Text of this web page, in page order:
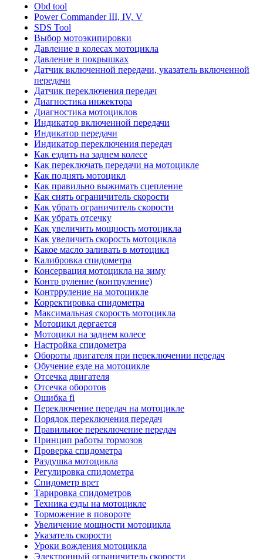
Obd tool
Power Commander III, IV, V
SDS Tool
Выбор мотоэкипировки
Давление в колесах мотоцикла
Давление в покрышках
Датчик включенной передачи, указатель включенной
передачи
Датчик переключения передач
Диагностика инжектора
Диагностика мотоциклов
Индикатор включенной передачи
Индикатор передачи
Индикатор переключения передач
Как ездить на заднем колесе
Как переключать передачи на мотоцикле
Как поднять мотоцикл
Как правильно выжимать сцепление
Как снять ограничитель скорости
Как убрать ограничитель скорости
Как убрать отсечку
Как увеличить мощность мотоцикла
Как увеличить скорость мотоцикла
Какое масло заливать в мотоцикл
Калибровка спидометра
Консервация мотоцикла на зиму
Контр руление (контруление)
Контрруление на мотоцикле
Корректировка спидометра
Максимальная скорость мотоцикла
Мотоцикл дергается
Мотоцикл на заднем колесе
Настройка спидометра
Обороты двигателя при переключении передач
Обучение езде на мотоцикле
Отсечка двигателя
Отсечка оборотов
Ошибка fi
Переключение передач на мотоцикле
Порядок переключения передач
Правильное переключение передач
Принцип работы тормозов
Проверка спидометра
Раздушка мотоцикла
Регулировка спидометра
Спидометр врет
Тарировка спидометров
Техника езды на мотоцикле
Торможение в повороте
Увеличение мощности мотоцикла
Указатель скорости
Уроки вождения мотоцикла
Электронный ограничитель скорости